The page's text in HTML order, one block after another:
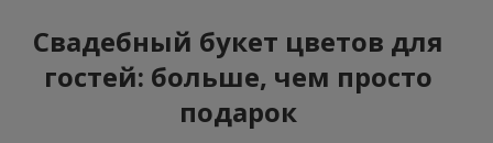
Свадебный букет цветов для
гостей: больше, чем просто
подарок